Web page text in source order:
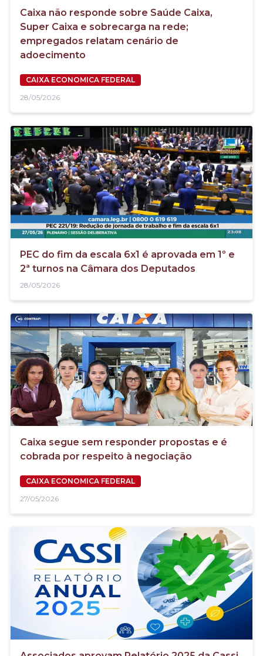
Caixa não responde sobre Saúde Caixa,
Super Caixa e sobrecarga na rede;
empregados relatam cenário de
adoecimento
CAIXA ECONOMICA FEDERAL
28/05/2026
PEC do fim da escala 6x1 é aprovada em 1º e
2ª turnos na Câmara dos Deputados
28/05/2026
Caixa segue sem responder propostas e é
cobrada por respeito à negociação
CAIXA ECONOMICA FEDERAL
27/05/2026